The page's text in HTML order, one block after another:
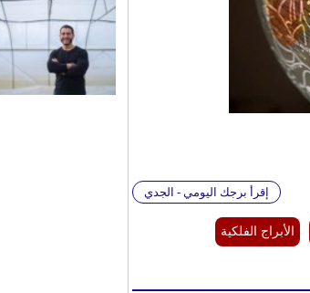
إقرأ برجك اليومي - الجدي
الأبراج الفلكية